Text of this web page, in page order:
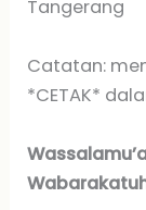
Tangerang
Catatan:
*CETAK*